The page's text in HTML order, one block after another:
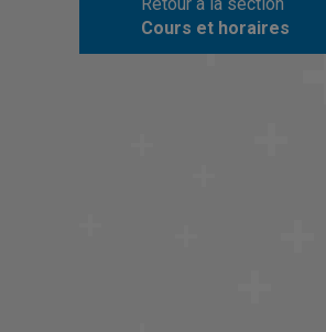
Cours et horaires